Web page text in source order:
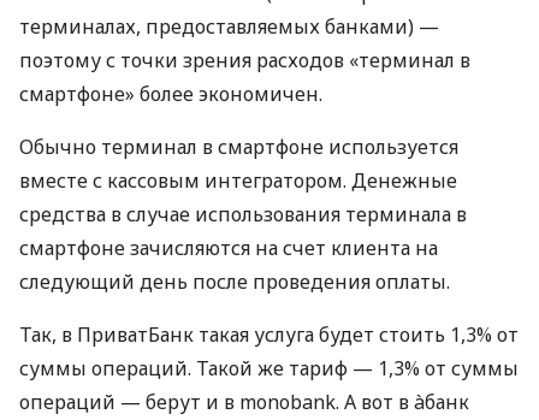
терминалах, предоставляемых банками) —
поэтому с точки зрения расходов «терминал в
смартфоне» более экономичен.
Обычно терминал в смартфоне используется
вместе с кассовым интегратором. Денежные
средства в случае использования терминала в
смартфоне зачисляются на счет клиента на
следующий день после проведения оплаты.
Так, в ПриватБанк такая услуга будет стоить 1,3% от
суммы операций. Такой же тариф — 1,3% от суммы
операций — берут и в monobank. А вот в àбанк